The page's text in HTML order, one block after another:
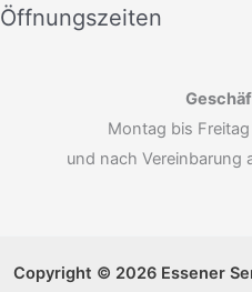
Öffnungszeiten
Montag bis
und nach Vereinbarung
Copyright © 2026 Essener